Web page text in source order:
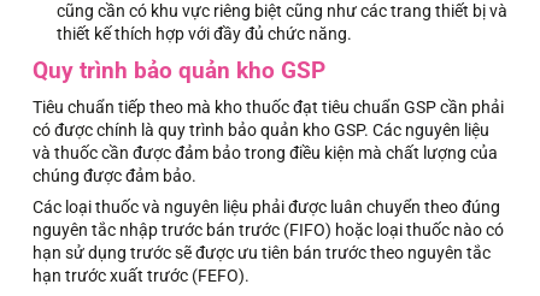
cũng cần có khu vực riêng biệt cũng như các trang thiết bị và
thiết kế thích hợp với đầy đủ chức năng.
Quy trình bảo quản kho GSP
Tiêu chuẩn tiếp theo mà kho thuốc đạt tiêu chuẩn GSP cần phải
có được chính là quy trình bảo quản kho GSP. Các nguyên liệu
và thuốc cần được đảm bảo trong điều kiện mà chất lượng của
chúng được đảm bảo.
Các loại thuốc và nguyên liệu phải được luân chuyển theo đúng
nguyên tắc nhập trước bán trước (FIFO) hoặc loại thuốc nào có
hạn sử dụng trước sẽ được ưu tiên bán trước theo nguyên tắc
hạn trước xuất trước (FEFO).